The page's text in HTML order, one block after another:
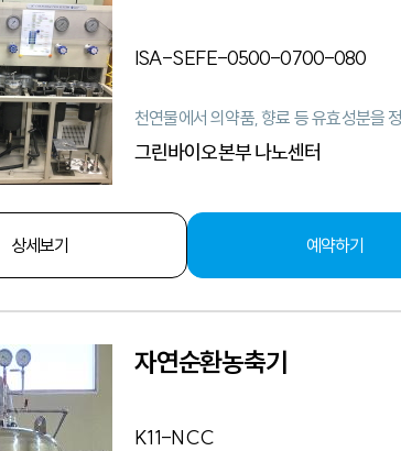
ISA-SEFE-0500-0700-080
천연물에서 의약품, 향료 등 유효성분을
그린바이오본부 나노센터
상세보기 예약하기
자연순환농축기
K11-NCC